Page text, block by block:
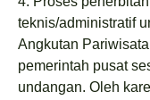
teknis/administratif
Angkutan
pemerintah pusat
undangan. Oleh